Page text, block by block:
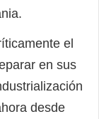
el
en sus
desde